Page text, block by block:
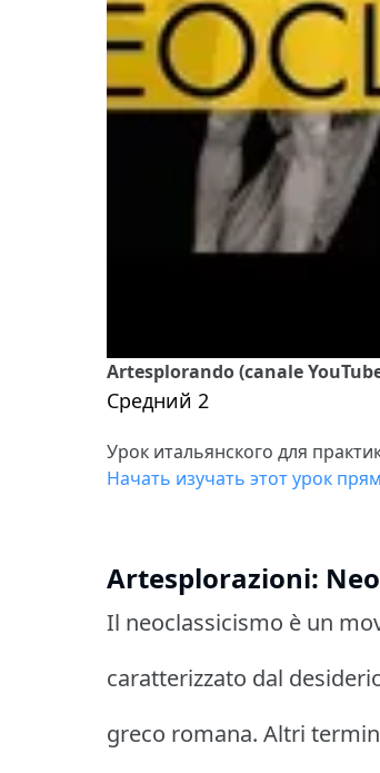
Artesplorando (canale
Средний 2
Урок итальянского для
Начать изучать этот урок
Artesplorazioni:
Il neoclassicismo è un
caratterizzato dal
greco romana. Altri